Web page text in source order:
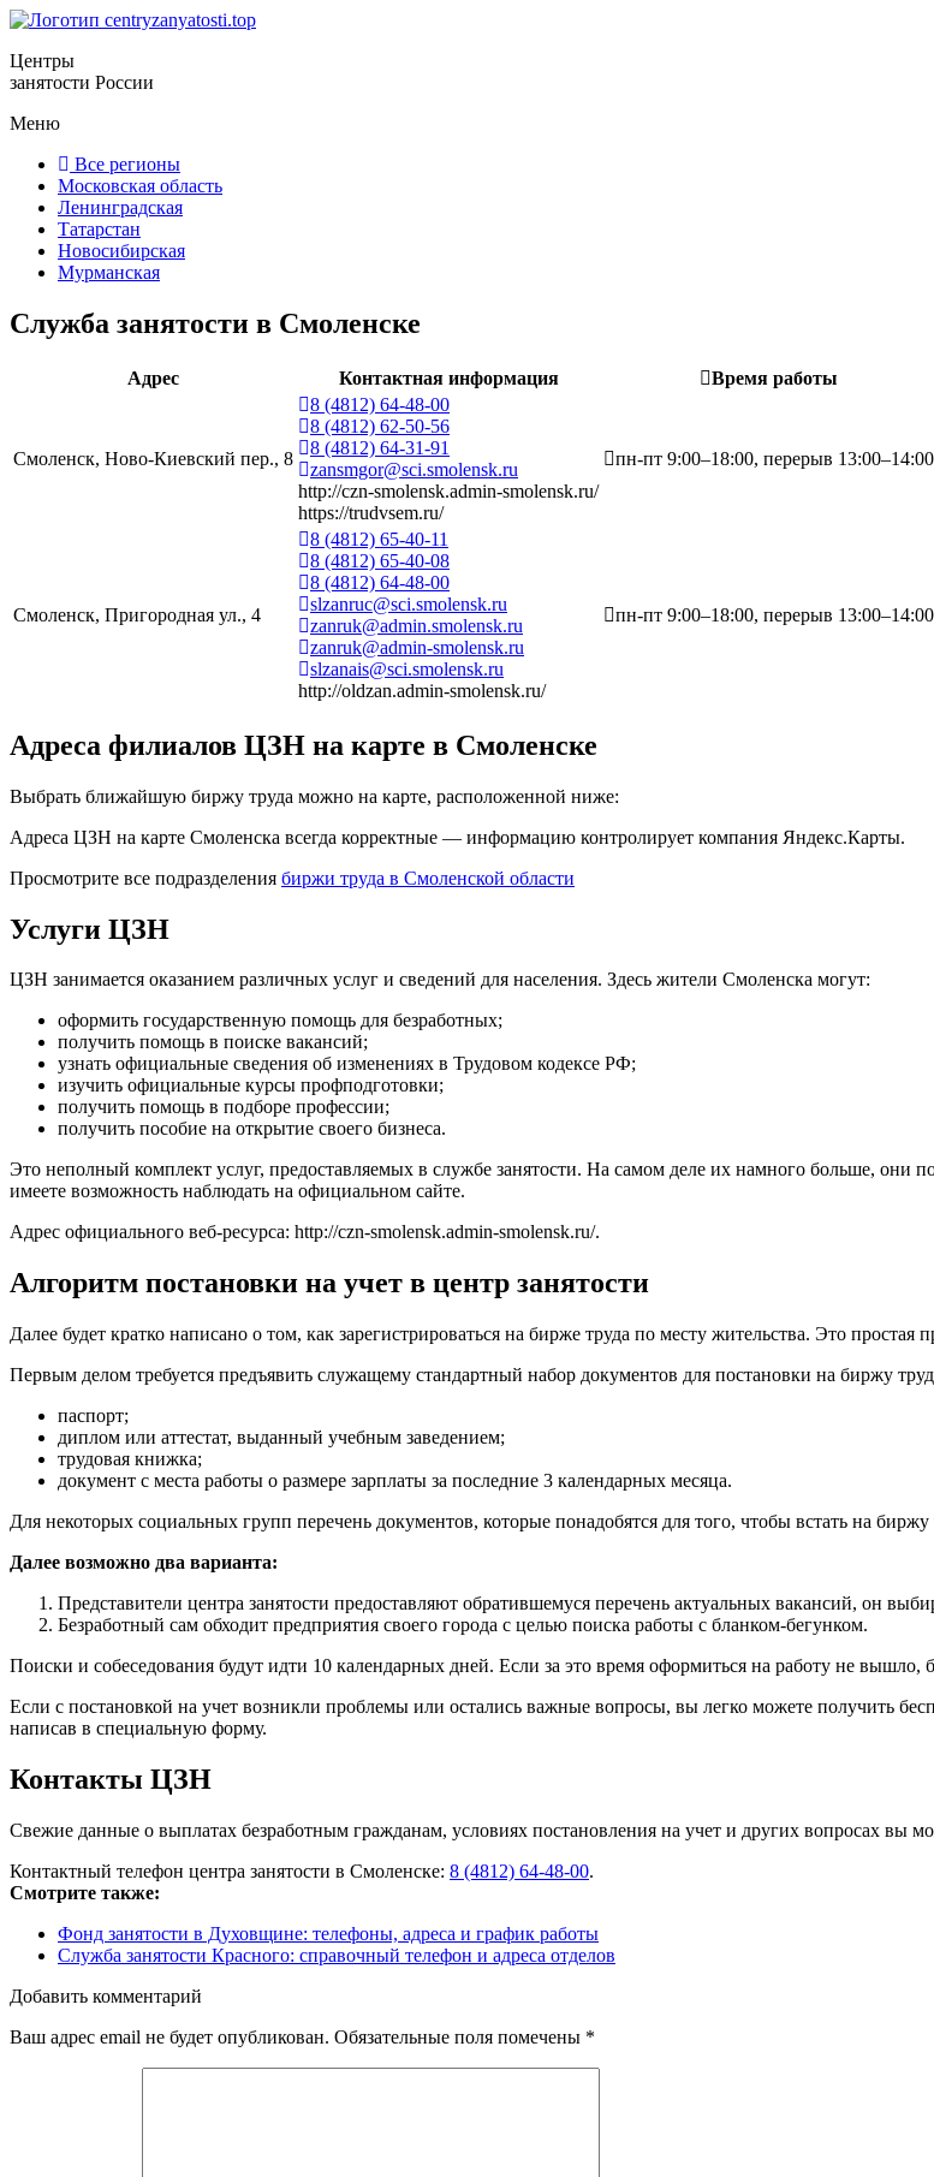
Центры
занятости России
Меню
Все регионы
Московская область
Ленинградская
Татарстан
Новосибирская
Мурманская
Служба занятости в Смоленске
Адрес Контактная информация Время работы
Смоленск, Ново-Киевский пер., 8
8 (4812) 64-48-00
8 (4812) 62-50-56
8 (4812) 64-31-91
zansmgor@sci.smolensk.ru
http://czn-smolensk.admin-smolensk.ru/
https://trudvsem.ru/
пн-пт 9:00–18:00, перерыв 13:00–14:00
Смоленск, Пригородная ул., 4
8 (4812) 65-40-11
8 (4812) 65-40-08
8 (4812) 64-48-00
slzanruc@sci.smolensk.ru
zanruk@admin.smolensk.ru
zanruk@admin-smolensk.ru
slzanais@sci.smolensk.ru
http://oldzan.admin-smolensk.ru/
пн-пт 9:00–18:00, перерыв 13:00–14:00
Адреса филиалов ЦЗН на карте в Смоленске
Выбрать ближайшую биржу труда можно на карте, расположенной ниже:
Адреса ЦЗН на карте Смоленска всегда корректные — информацию контролирует компания Яндекс.Карты.
Просмотрите все подразделения биржи труда в Смоленской области
Услуги ЦЗН
ЦЗН занимается оказанием различных услуг и сведений для населения. Здесь жители Смоленска могут:
оформить государственную помощь для безработных;
получить помощь в поиске вакансий;
узнать официальные сведения об изменениях в Трудовом кодексе РФ;
изучить официальные курсы профподготовки;
получить помощь в подборе профессии;
получить пособие на открытие своего бизнеса.
Это неполный комплект услуг, предоставляемых в службе занятости. На самом деле их намного больше,
имеете возможность наблюдать на официальном сайте.
Адрес официального веб-ресурса: http://czn-smolensk.admin-smolensk.ru/.
Алгоритм постановки на учет в центр занятости
Далее будет кратко написано о том, как зарегистрироваться на бирже труда по месту жительства. Это
Первым делом требуется предъявить служащему стандартный набор документов для постановки на биржу
паспорт;
диплом или аттестат, выданный учебным заведением;
трудовая книжка;
документ с места работы о размере зарплаты за последние 3 календарных месяца.
Для некоторых социальных групп перечень документов, которые понадобятся для того, чтобы встать на
Далее возможно два варианта:
Представители центра занятости предоставляют обратившемуся перечень актуальных вакансий, он
Безработный сам обходит предприятия своего города с целью поиска работы с бланком-бегунком.
Поиски и собеседования будут идти 10 календарных дней. Если за это время оформиться на работу не
Если с постановкой на учет возникли проблемы или остались важные вопросы, вы легко можете получить
написав в специальную форму.
Контакты ЦЗН
Свежие данные о выплатах безработным гражданам, условиях постановления на учет и других вопросах вы
Контактный телефон центра занятости в Смоленске: 8 (4812) 64-48-00.
Смотрите также:
Фонд занятости в Духовщине: телефоны, адреса и график работы
Служба занятости Красного: справочный телефон и адреса отделов
Добавить комментарий
Ваш адрес email не будет опубликован. Обязательные поля помечены *